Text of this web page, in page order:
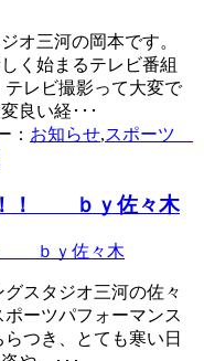
オ三河の岡本です。
く始まるテレビ番組
テレビ撮影って大変で
良い経･･･
： お知らせ,スポーツ
！！ ｂｙ佐々木
スタジオ三河の佐々
ーツパフォーマンス
つき、とても寒い日